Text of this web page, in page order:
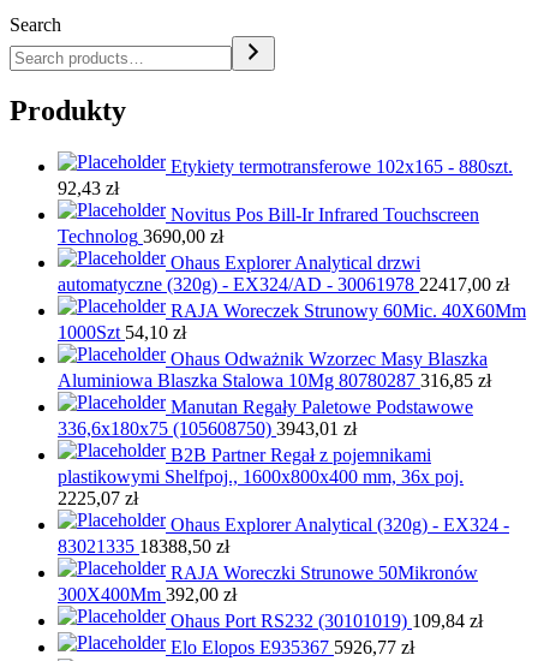
Search
Produkty
Etykiety termotransferowe 102x165 - 880szt.
92,43 zł
Novitus Pos Bill-Ir Infrared Touchscreen
Technolog 3690,00 zł
Ohaus Explorer Analytical drzwi
automatyczne (320g) - EX324/AD - 30061978 22417,00 zł
RAJA Woreczek Strunowy 60Mic. 40X60Mm
1000Szt 54,10 zł
Ohaus Odważnik Wzorzec Masy Blaszka
Aluminiowa Blaszka Stalowa 10Mg 80780287 316,85 zł
Manutan Regały Paletowe Podstawowe
336,6x180x75 (105608750) 3943,01 zł
B2B Partner Regał z pojemnikami
plastikowymi Shelfpoj., 1600x800x400 mm, 36x poj.
2225,07 zł
Ohaus Explorer Analytical (320g) - EX324 -
83021335 18388,50 zł
RAJA Woreczki Strunowe 50Mikronów
300X400Mm 392,00 zł
Ohaus Port RS232 (30101019) 109,84 zł
Elo Elopos E935367 5926,77 zł